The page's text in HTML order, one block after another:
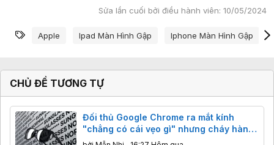
Sửa lần cuối bởi điều hành viên: 10/05/2024
Từ khóa
Apple Ipad Màn Hình Gập Iphone Màn Hình Gập
CHỦ ĐỀ TƯƠNG TỰ
Đối thủ Google Chrome ra mắt kính
"chẳng có cái vẹo gì" nhưng cháy hàng
ngay lập tức